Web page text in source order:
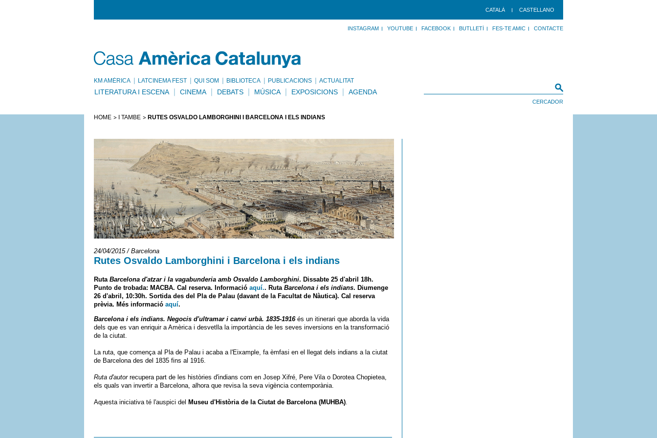
CATALÀ CASTELLANO
INSTAGRAM YOUTUBE FACEBOOK BUTLLETÍ FES-TE AMIC CONTACTE
KM AMÈRICA LATCINEMA FEST QUI SOM BIBLIOTECA PUBLICACIONS ACTUALITAT
LITERATURA I ESCENA CINEMA DEBATS MÚSICA EXPOSICIONS AGENDA
HOME I TAMBÉ RUTES OSVALDO LAMBORGHINI I BARCELONA I ELS INDIANS
24/04/2015 / Barcelona
Rutes Osvaldo Lamborghini i Barcelona i els indians
Ruta Barcelona d'atzar i la vagabunderia amb Osvaldo Lamborghini. Dissabte 25 d'abril 18h.
Punto de trobada: MACBA. Cal reserva. Informació aquí.. Ruta Barcelona i els indians. Diumenge
26 d'abril, 10:30h. Sortida des del Pla de Palau (davant de la Facultat de Nàutica). Cal reserva
prèvia. Més informació aquí.
Barcelona i els indians. Negocis d'ultramar i canvi urbà. 1835-1916és un itinerari que aborda la vida
dels que es van enriquir a Amèrica i desvetlla la importància de les seves inversions en la transformació
de la ciutat.
La ruta, que comença al Pla de Palau i acaba a l'Eixample, fa èmfasi en el llegat dels indians a la ciutat
de Barcelona des del 1835 fins al 1916.
Ruta d'autorrecupera part de les històries d'indians com en Josep Xifré, Pere Vila o Dorotea Chopietea,
els quals van invertir a Barcelona, alhora que revisa la seva vigència contemporània.
Aquesta iniciativa té l'auspici del Museu d'Història de la Ciutat de Barcelona (MUHBA).